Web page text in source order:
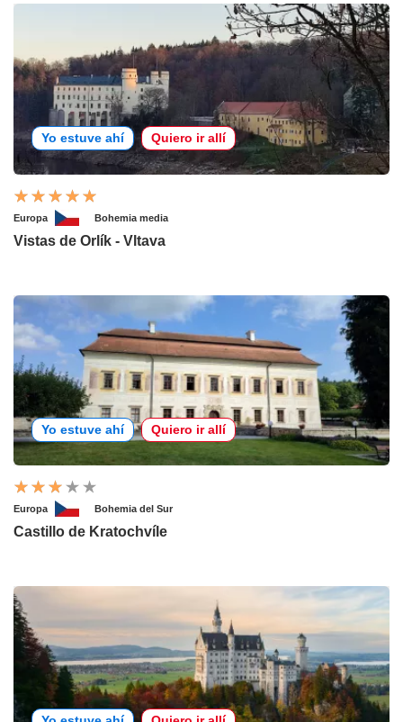
Yo estuve ahí Quiero ir allí
Europa Bohemia media
Vistas de Orlík - Vltava
Yo estuve ahí Quiero ir allí
Europa Bohemia del Sur
Castillo de Kratochvíle